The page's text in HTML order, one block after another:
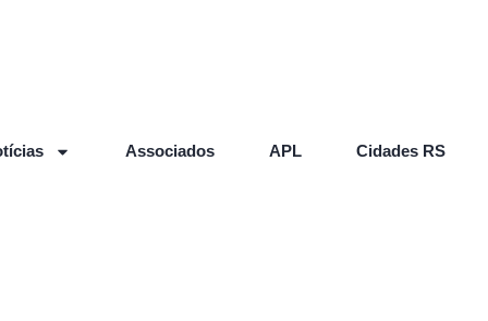
Associados APL Cidades RS